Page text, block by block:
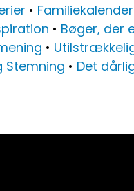
•
• Bøger, der
•
Stemning • Det